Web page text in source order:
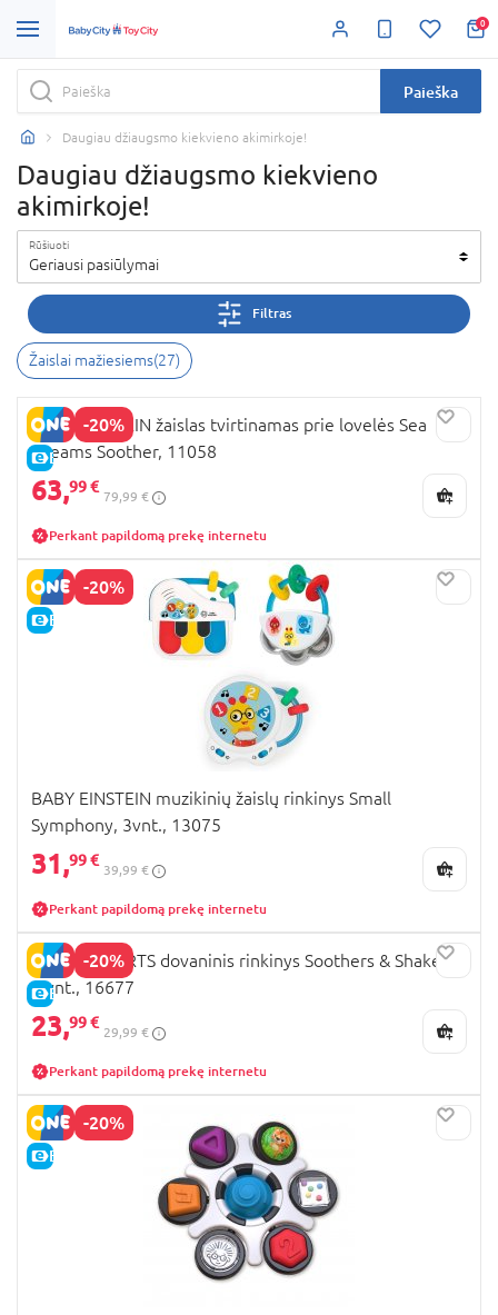
0
Paieška
Daugiau džiaugsmo kiekvieno akimirkoje!
Daugiau džiaugsmo kiekvieno
akimirkoje!
Rūšiuoti
Geriausi pasiūlymai
Filtras
Žaislai mažiesiems(27)
-20%
E-KAINA
BABY EINSTEIN žaislas tvirtinamas prie lovelės Sea
Dreams Soother, 11058
63,99 €
79,99 €
Perkant papildomą prekę internetu
-20%
E-KAINA
BABY EINSTEIN muzikinių žaislų rinkinys Small
Symphony, 3vnt., 13075
31,99 €
39,99 €
Perkant papildomą prekę internetu
-20%
E-KAINA
BRIGHT STARTS dovaninis rinkinys Soothers & Shakers,
5 vnt., 16677
23,99 €
29,99 €
Perkant papildomą prekę internetu
-20%
E-KAINA